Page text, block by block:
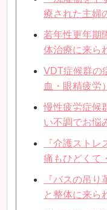
療された主婦
若年性更年期
体治療に来ら
VDT症候群の
血・眼精疲労
慢性疲労症候
い不調でお悩
『介護スト
痛もひどくて
『バスの吊り
と整体に来ら